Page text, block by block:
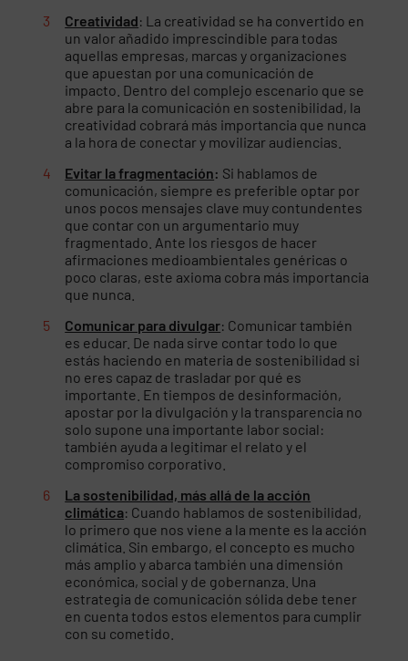
Creatividad: La creatividad se ha convertido en
un valor añadido imprescindible para todas
aquellas empresas, marcas y organizaciones
que apuestan por una comunicación de
impacto. Dentro del complejo escenario que se
abre para la comunicación en sostenibilidad, la
creatividad cobrará más importancia que nunca
a la hora de conectar y movilizar audiencias.
Evitar la fragmentación: Si hablamos de
comunicación, siempre es preferible optar por
unos pocos mensajes clave muy contundentes
que contar con un argumentario muy
fragmentado. Ante los riesgos de hacer
afirmaciones medioambientales genéricas o
poco claras, este axioma cobra más importancia
que nunca.
Comunicar para divulgar: Comunicar también
es educar. De nada sirve contar todo lo que
estás haciendo en materia de sostenibilidad si
no eres capaz de trasladar por qué es
importante. En tiempos de desinformación,
apostar por la divulgación y la transparencia no
solo supone una importante labor social:
también ayuda a legitimar el relato y el
compromiso corporativo.
La sostenibilidad, más allá de la acción
climática: Cuando hablamos de sostenibilidad,
lo primero que nos viene a la mente es la acción
climática. Sin embargo, el concepto es mucho
más amplio y abarca también una dimensión
económica, social y de gobernanza. Una
estrategia de comunicación sólida debe tener
en cuenta todos estos elementos para cumplir
con su cometido.